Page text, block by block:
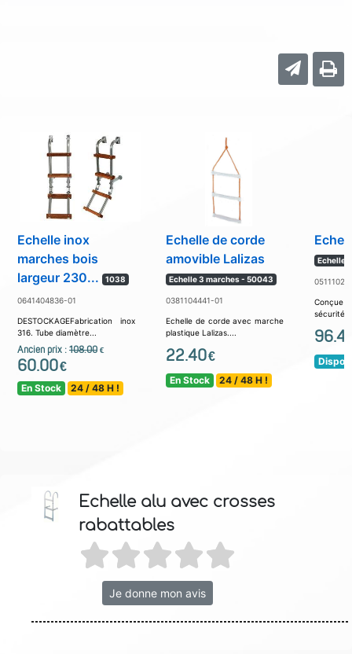
Echelle inox
marches bois
largeur 230...
1038
0641404836-01
DESTOCKAGEFabrication inox
316. Tube diamètre...
Ancien prix : 108.00 €
60.00€
En Stock 24 / 48 H !
Echelle de corde
amovible Lalizas
Echelle 3 marches - 50043
0381104441-01
Echelle de corde avec marche
plastique Lalizas....
22.40€
En Stock 24 / 48 H !
Echelle
sécurité
Echelle alu avec crosses
rabattables
Je donne mon avis